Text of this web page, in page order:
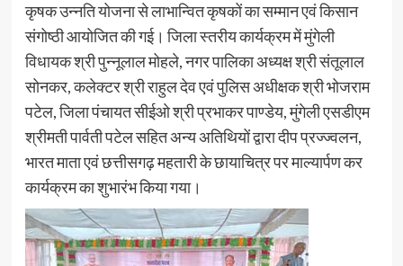
कृषक उन्नति योजना से लाभान्वित कृषकों का सम्मान एवं किसान
संगोष्ठी आयोजित की गई। जिला स्तरीय कार्यक्रम में मुंगेली
विधायक श्री पुन्नूलाल मोहले, नगर पालिका अध्यक्ष श्री संतूलाल
सोनकर, कलेक्टर श्री राहुल देव एवं पुलिस अधीक्षक श्री भोजराम
पटेल, जिला पंचायत सीईओ श्री प्रभाकर पाण्डेय, मुंगेली एसडीएम
श्रीमती पार्वती पटेल सहित अन्य अतिथियों द्वारा दीप प्रज्ज्वलन,
भारत माता एवं छत्तीसगढ़ महतारी के छायाचित्र पर माल्यार्पण कर
कार्यक्रम का शुभारंभ किया गया।